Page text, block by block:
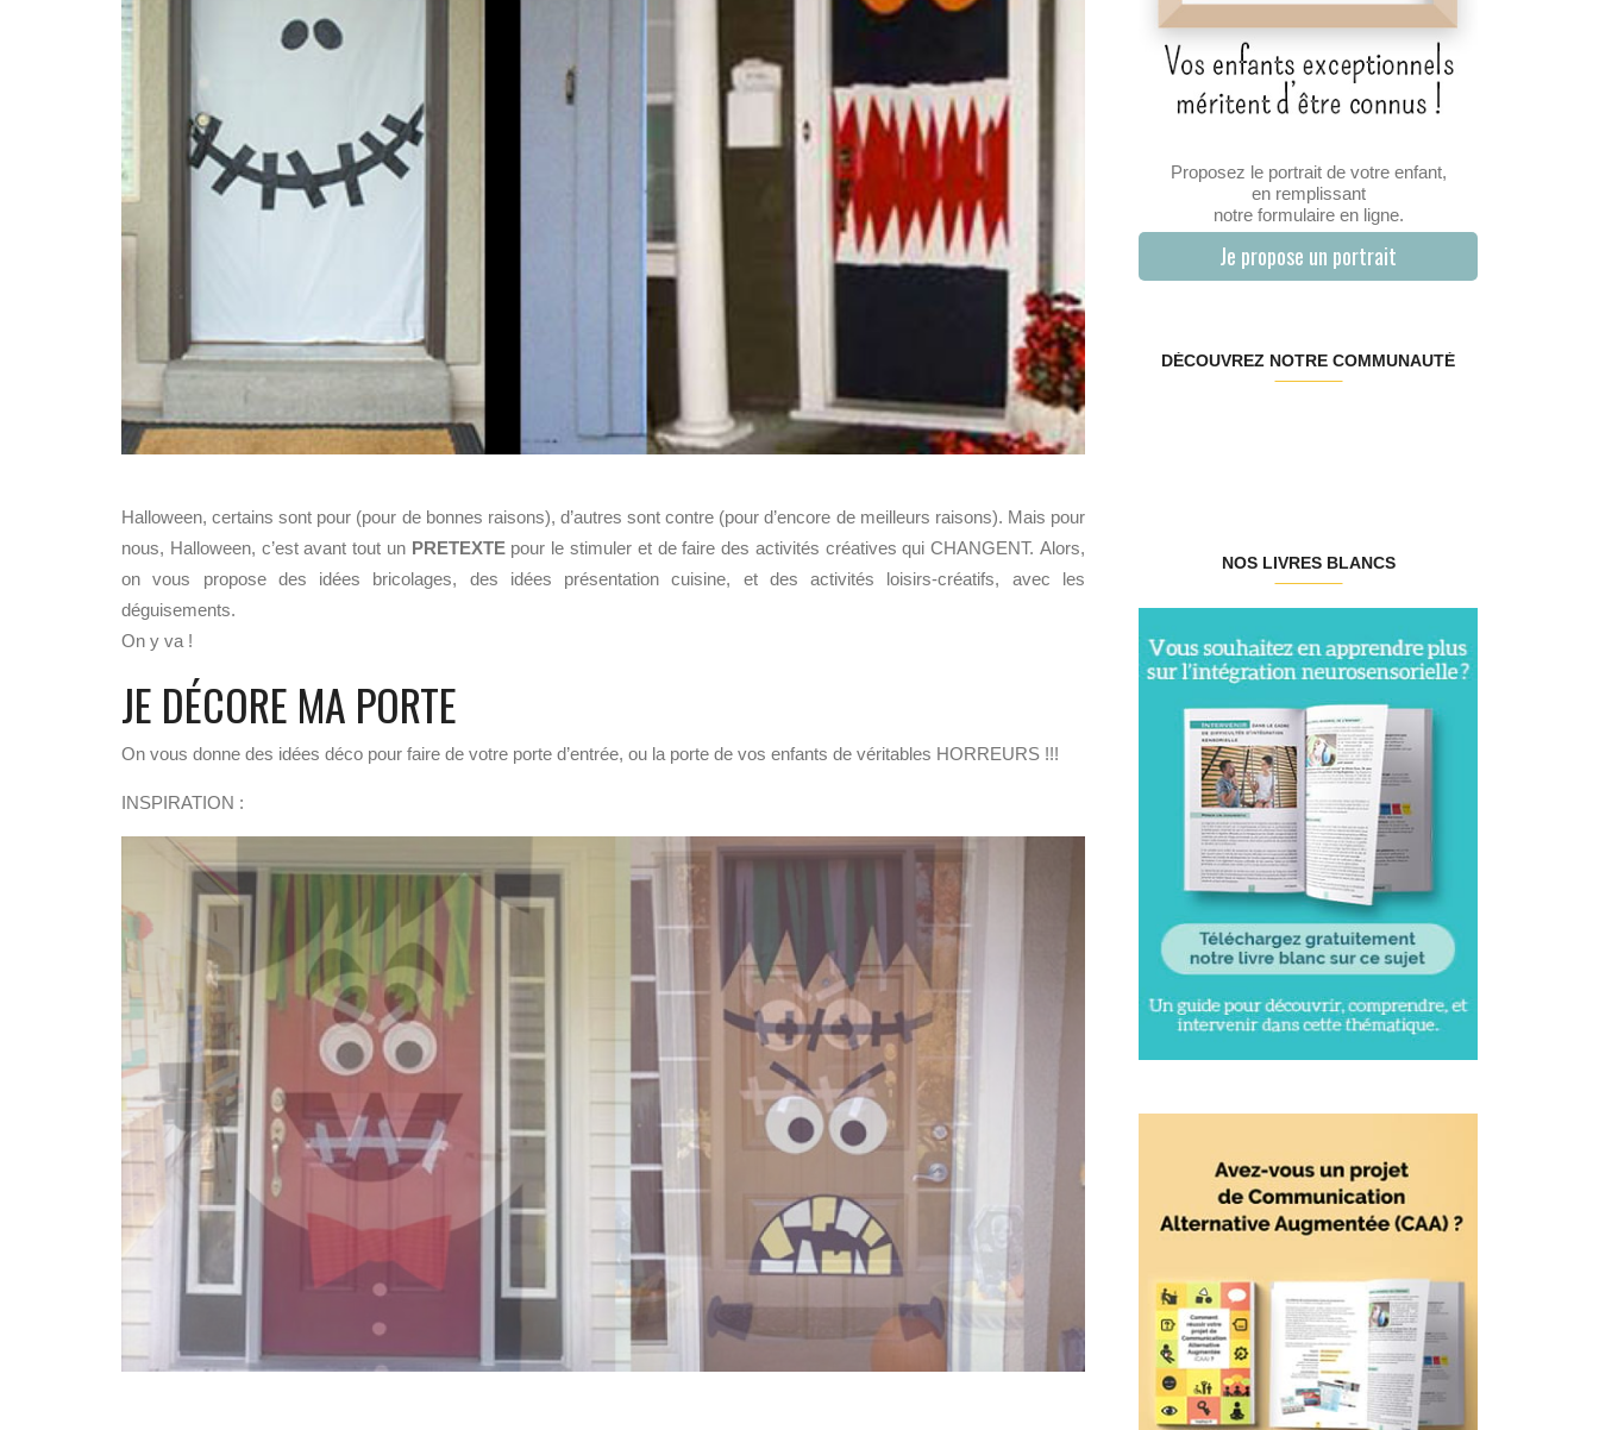
Halloween, certains sont pour (pour de bonnes raisons), d’autres sont contre (pour d’encore de meilleurs raisons). Mais pour
nous, Halloween, c’est avant tout un PRETEXTEpour le stimuler et de faire des activités créatives qui CHANGENT. Alors,
on vous propose des idées bricolages, des idées présentation cuisine, et des activités loisirs-créatifs, avec les
déguisements.
On y va !
JE DÉCORE MA PORTE
On vous donne des idées déco pour faire de votre porte d’entrée, ou la porte de vos enfants de véritables HORREURS !!!
INSPIRATION :
Proposez le portrait de votre enfant,
en remplissant
notre formulaire en ligne.
Je propose un portrait
DÉCOUVREZ NOTRE COMMUNAUTÉ
NOS LIVRES BLANCS